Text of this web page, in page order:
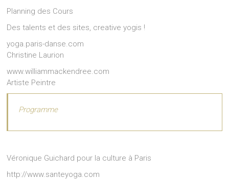
Planning des Cours
Des talents et des sites, creative yogis !
yoga.paris-danse.com
Christine Laurion
www.williammackendree.com
Artiste Peintre
Programme
Véronique Guichard pour la culture à Paris
http://www.santeyoga.com